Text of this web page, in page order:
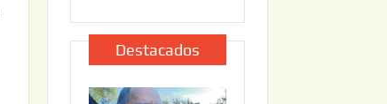
2
6
l
i
o
2
Destacados